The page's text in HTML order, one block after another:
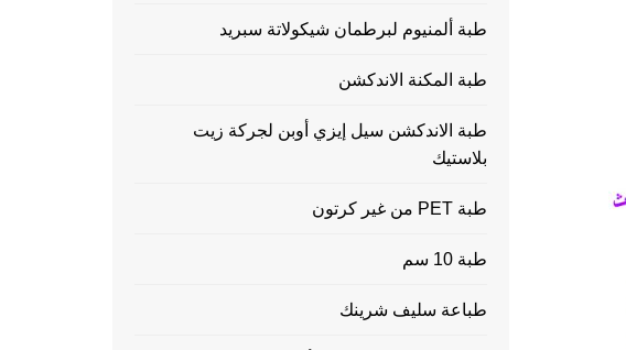
طبة ألمنيوم لبرطمان شيكولاتة سبريد
طبة المكنة الاندكشن
طبة الاندكشن سيل إيزي أوبن لجركة زيت
بلاستيك
طبة PET من غير كرتون
طبة 10 سم
طباعة سليف شرينك